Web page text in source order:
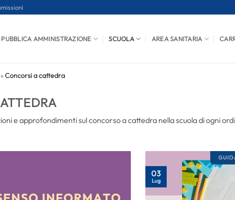
PUBBLICA AMMINISTRAZIONE SCUOLA AREA SANITARIA
»Concorsi a cattedra
e approfondimenti sul concorso a cattedra nella scuola di ogni
03
Lug